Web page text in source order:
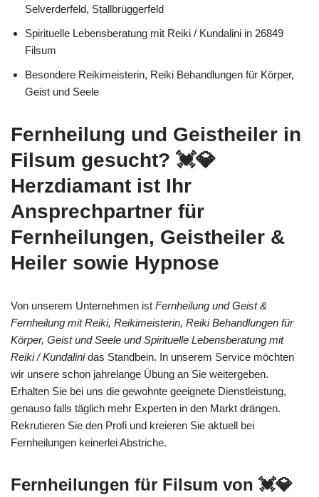
Selverderfeld, Stallbrüggerfeld
Spirituelle Lebensberatung mit Reiki / Kundalini in 26849
Filsum
Besondere Reikimeisterin, Reiki Behandlungen für Körper,
Geist und Seele
Fernheilung und Geistheiler in
Filsum gesucht? 💓️💎
Herzdiamant ist Ihr
Ansprechpartner für
Fernheilungen, Geistheiler &
Heiler sowie Hypnose
Von unserem Unternehmen ist Fernheilung und Geist &
Fernheilung mit Reiki, Reikimeisterin, Reiki Behandlungen für
Körper, Geist und Seele und Spirituelle Lebensberatung mit
Reiki / Kundalinidas Standbein. In unserem Service möchten
wir unsere schon jahrelange Übung an Sie weitergeben.
Erhalten Sie bei uns die gewohnte geeignete Dienstleistung,
genauso falls täglich mehr Experten in den Markt drängen.
Rekrutieren Sie den Profi und kreieren Sie aktuell bei
Fernheilungen keinerlei Abstriche.
Fernheilungen für Filsum von 💓️💎